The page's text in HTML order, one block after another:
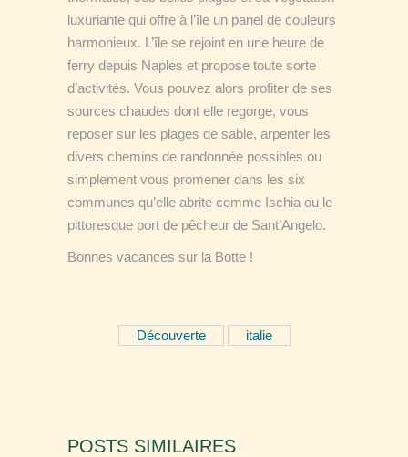
luxuriante qui offre à l’île un panel de couleurs
harmonieux. L’île se rejoint en une heure de
ferry depuis Naples et propose toute sorte
d’activités. Vous pouvez alors profiter de ses
sources chaudes dont elle regorge, vous
reposer sur les plages de sable, arpenter les
divers chemins de randonnée possibles ou
simplement vous promener dans les six
communes qu’elle abrite comme Ischia ou le
pittoresque port de pêcheur de Sant’Angelo.
Bonnes vacances sur la Botte !
Découverte italie
POSTS SIMILAIRES